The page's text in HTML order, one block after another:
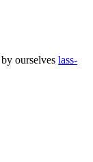
ourselves lass-